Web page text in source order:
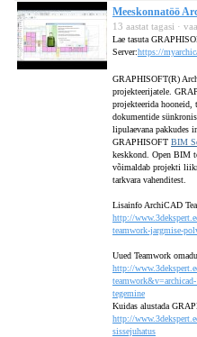
Meeskonnatöö
13 aastat tagasi ·
Lae tasuta
Server:https://
GRAPHISOFT(R)
projekteerijatele.
projekteerida hooneid,
dokumentide
lipulaevana pakkudes
GRAPHISOFT BIM
keskkond. Open BIM
võimaldab projekti
tarkvara vahenditest.
Lisainfo ArchiCAD
http://
teamwork-jargmise-
Uued Teamwork
http://
tegemine
Kuidas alustada
http://
sissejuhatus